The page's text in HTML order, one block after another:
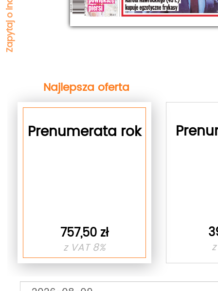
Najlepsza oferta
Prenumerata rok
757,50 zł
z VAT 8%